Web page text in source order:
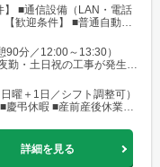
■通信設備（LAN・電話
歓迎条件】 ■普通自動車
90分／12:00～13:30）
・土日祝の工事が発生す
曜＋1日／シフト調整可）
弔休暇 ■産前産後休業／
詳細を見る